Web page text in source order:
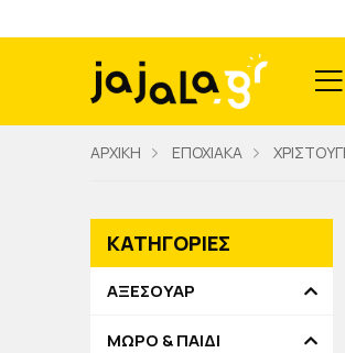
ΑΡΧΙΚΗ ΕΠΟΧΙΑΚΑ
ΚΑΤΗΓΟΡΙΕΣ
ΑΞΕΣΟΥΑΡ
ΜΩΡΟ & ΠΑΙΔΙ